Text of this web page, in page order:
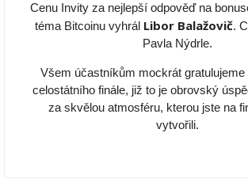
Cenu Invity za nejlepší odpověď na
téma Bitcoinu vyhrál Libor Balažovič.
Pavla Nýdrle.
Všem účastníkům mockrát gratulujeme
celostátního finále, již to je obrovský
za skvělou atmosféru, kterou jste na
vytvořili.